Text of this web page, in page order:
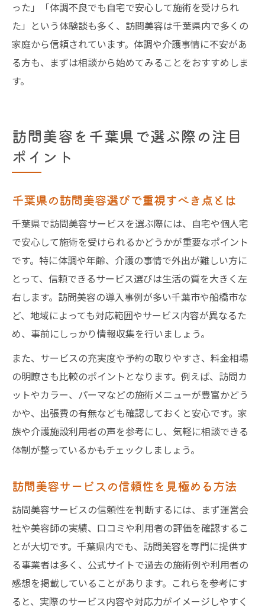
った」「体調不良でも自宅で安心して施術を受けられ
た」という体験談も多く、訪問美容は千葉県内で多くの
家庭から信頼されています。体調や介護事情に不安があ
る方も、まずは相談から始めてみることをおすすめしま
す。
訪問美容を千葉県で選ぶ際の注目
ポイント
千葉県の訪問美容選びで重視すべき点とは
千葉県で訪問美容サービスを選ぶ際には、自宅や個人宅
で安心して施術を受けられるかどうかが重要なポイント
です。特に体調や年齢、介護の事情で外出が難しい方に
とって、信頼できるサービス選びは生活の質を大きく左
右します。訪問美容の導入事例が多い千葉市や船橋市な
ど、地域によっても対応範囲やサービス内容が異なるた
め、事前にしっかり情報収集を行いましょう。
また、サービスの充実度や予約の取りやすさ、料金相場
の明瞭さも比較のポイントとなります。例えば、訪問カ
ットやカラー、パーマなどの施術メニューが豊富かどう
かや、出張費の有無なども確認しておくと安心です。家
族や介護施設利用者の声を参考にし、気軽に相談できる
体制が整っているかもチェックしましょう。
訪問美容サービスの信頼性を見極める方法
訪問美容サービスの信頼性を判断するには、まず運営会
社や美容師の実績、口コミや利用者の評価を確認するこ
とが大切です。千葉県内でも、訪問美容を専門に提供す
る事業者は多く、公式サイトで過去の施術例や利用者の
感想を掲載していることがあります。これらを参考にす
ると、実際のサービス内容や対応力がイメージしやすく